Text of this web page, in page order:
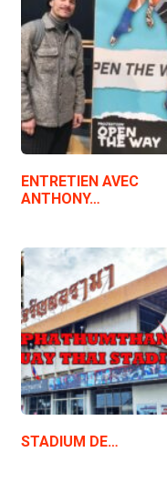
ENTRETIEN AVEC
ANTHONY…
STADIUM DE…